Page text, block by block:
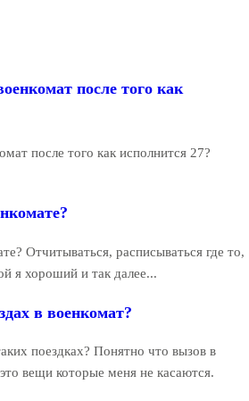
после того как
после того как исполнится 27?
Отчитываться, расписываться где то,
я хороший и так далее...
в военкомат?
поездках? Понятно что вызов в
вещи которые меня не касаются.